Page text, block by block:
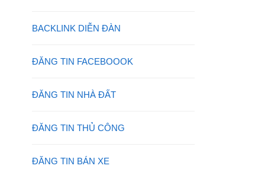
BACKLINK DIỄN ĐÀN
ĐĂNG TIN FACEBOOOK
ĐĂNG TIN NHÀ ĐẤT
ĐĂNG TIN THỦ CÔNG
ĐĂNG TIN BÁN XE